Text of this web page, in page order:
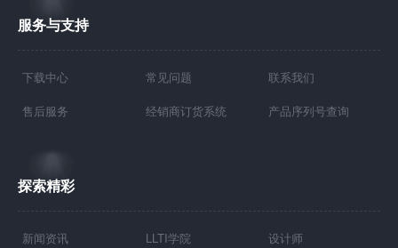
服务与支持
下载中心 常见问题 联系我们
售后服务 经销商订货系统 产品序列号查询
探索精彩
新闻资讯 LLTI学院 设计师